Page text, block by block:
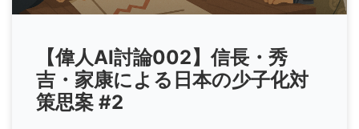
【偉人AI討論002】信長・秀
吉・家康による日本の少子化対
策思案 #2